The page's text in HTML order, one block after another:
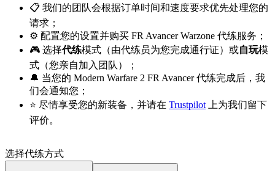
📋 我们的团队会根据订单时间和速度要求优先处理您的
请求；
⚙️ 配置您的设置并购买 FR Avancer Warzone 代练服务；
🎮 选择代练模式（由代练员为您完成通行证）或自玩模
式（您亲自加入团队）；
🔔 当您的 Modern Warfare 2 FR Avancer 代练完成后，我
们会通知您；
⭐ 尽情享受您的新装备，并请在 Trustpilot 上为我们留下
评价。
选择代练方式